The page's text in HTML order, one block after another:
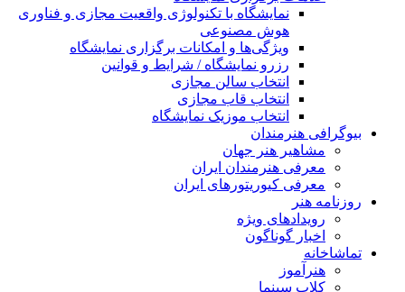
نمایشگاه با تکنولوژی واقعیت مجازی و فناوری
هوش مصنوعی
ویژگی‌ها و امکانات برگزاری نمایشگاه
رزرو نمایشگاه / شرایط و قوانین
انتخاب سالن مجازی
انتخاب قاب مجازی
انتخاب موزیک نمایشگاه
بیوگرافی هنرمندان
مشاهیر هنر جهان
معرفی هنرمندان ایران
معرفی کیوریتورهای ایران
روزنامه هنر
رویدادهای ویژه
اخبار گوناگون
تماشاخانه
هنرآموز
کلاب سینما